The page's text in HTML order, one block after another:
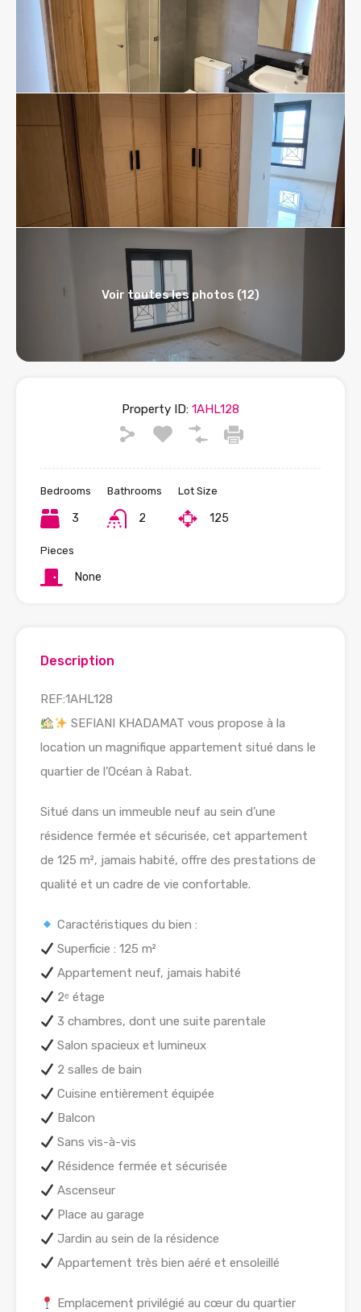
Voir toutes les photos (12)
Property ID: 1AHL128
Bedrooms
3
Bathrooms
2
Lot Size
125
Pieces
None
Description
REF:1AHL128
SEFIANI KHADAMAT vous propose à la
location un magnifique appartement situé dans le
quartier de l’Océan à Rabat.
Situé dans un immeuble neuf au sein d’une
résidence fermée et sécurisée, cet appartement
de 125 m², jamais habité, offre des prestations de
qualité et un cadre de vie confortable.
Caractéristiques du bien :
Superficie : 125 m²
Appartement neuf, jamais habité
2ᵉ étage
3 chambres, dont une suite parentale
Salon spacieux et lumineux
2 salles de bain
Cuisine entièrement équipée
Balcon
Sans vis-à-vis
Résidence fermée et sécurisée
Ascenseur
Place au garage
Jardin au sein de la résidence
Appartement très bien aéré et ensoleillé
Emplacement privilégié au cœur du quartier